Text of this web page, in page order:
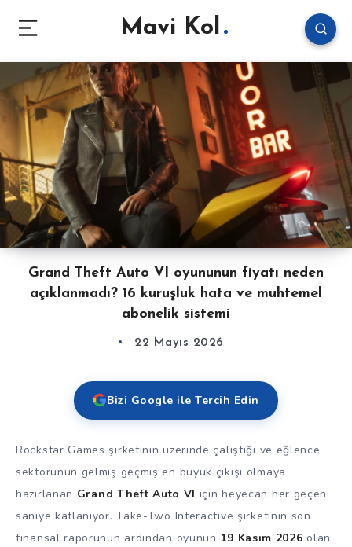
Mavi Kol
Grand Theft Auto VI oyununun fiyatı neden
açıklanmadı? 16 kuruşluk hata ve muhtemel
abonelik sistemi
22 Mayıs 2026
Bizi Google ile Tercih Edin
Rockstar Games şirketinin üzerinde çalıştığı ve eğlence
sektörünün gelmiş geçmiş en büyük çıkışı olmaya
hazırlanan Grand Theft Auto VI için heyecan her geçen
saniye katlanıyor. Take-Two Interactive şirketinin son
finansal raporunun ardından oyunun 19 Kasım 2026 olan